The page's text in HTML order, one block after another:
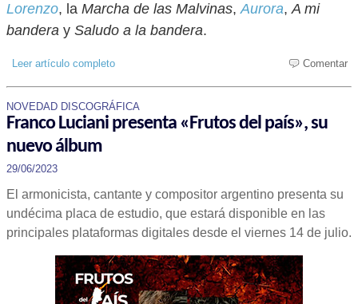
Lorenzo, la Marcha de las Malvinas,Aurora,A mi
bandera y Saludo a la bandera.
Leer artículo completo Comentar
NOVEDAD DISCOGRÁFICA
Franco Luciani presenta «Frutos del país», su
nuevo álbum
29/06/2023
El armonicista, cantante y compositor argentino presenta su
undécima placa de estudio, que estará disponible en las
principales plataformas digitales desde el viernes 14 de julio.